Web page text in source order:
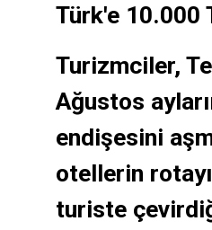
Türk'e 10.000
Turizmciler,
Ağustos
endişesini
otellerin
turiste